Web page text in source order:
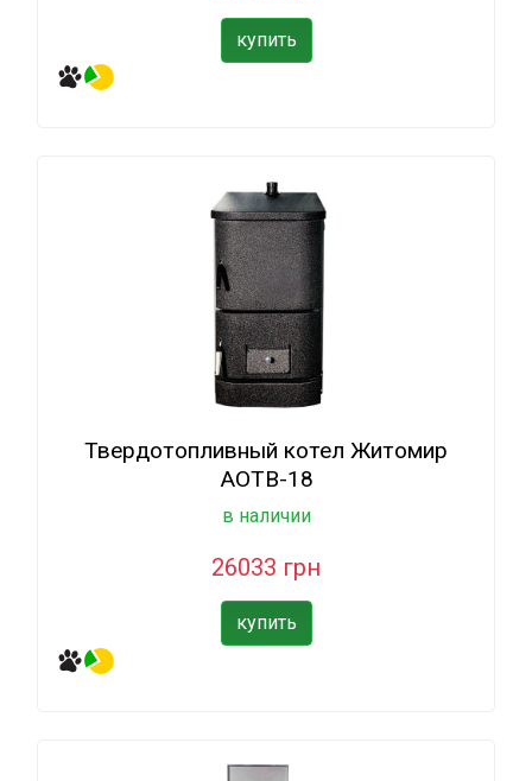
купить
Твердотопливный котел Житомир
АОТВ-18
в наличии
26033 грн
купить